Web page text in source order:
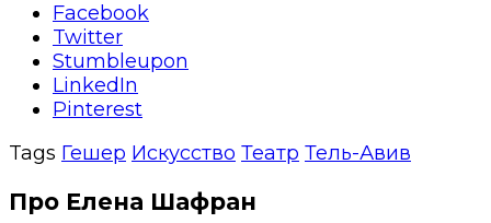
Facebook
Twitter
Stumbleupon
LinkedIn
Pinterest
Tags Гешер Искусство Театр Тель-Авив
Про Елена Шафран